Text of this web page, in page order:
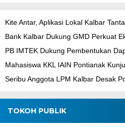
Kite Antar, Aplikasi Lokal Kalbar
Bank Kalbar Dukung GMD Perkuat
PB IMTEK Dukung Pembentukan
Mahasiswa KKL IAIN Pontianak
Seribu Anggota LPM Kalbar Desak
TOKOH PUBLIK